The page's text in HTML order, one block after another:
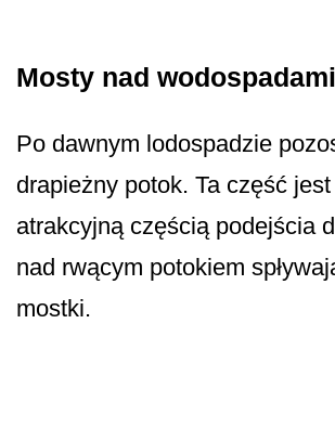
Mosty nad wodospadami
Po dawnym lodospadzie
drapieżny potok. Ta część
atrakcyjną częścią podejścia
nad rwącym potokiem
mostki.